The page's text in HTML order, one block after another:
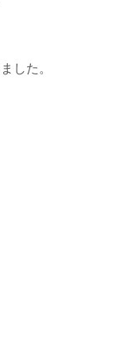
した。